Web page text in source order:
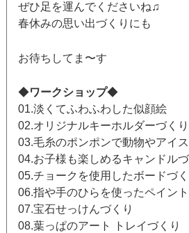
ぜひ足を運んでくださいね♫
春休みの思い出づくりにも
お待ちしてま〜す
◆ワークショップ◆
01.淡くてふわふわした似顔絵
02.オリジナルキーホルダーづくり
03.毛糸のポンポンで動物やアイ
04.お子様も楽しめるキャンドルづ
05.チョークを使用したボードづく
06.指や手のひらを使ったペイン
07.宝石せっけんづくり
08.葉っぱのアート トレイづくり